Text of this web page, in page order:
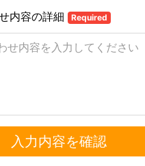
内容の詳細 Required
入力内容を確認